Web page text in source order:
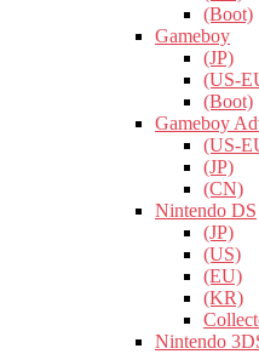
(Boot)
Gameboy
(JP)
(US-
(Boot)
Gameboy
(US-
(JP)
(CN)
Nintendo DS
(JP)
(US)
(EU)
(KR)
Nintendo